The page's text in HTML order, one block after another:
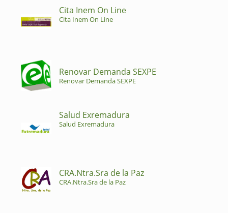
Cita Inem On Line
Cita Inem On Line
Renovar Demanda SEXPE
Renovar Demanda SEXPE
Salud Exremadura
Salud Exremadura
CRA.Ntra.Sra de la Paz
CRA.Ntra.Sra de la Paz